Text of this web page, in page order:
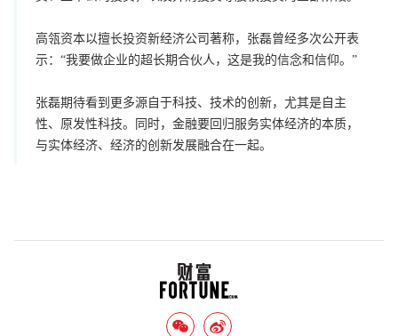
高瓴资本以擅长投资新经济公司著称，张磊曾经多次公开表
示：“我要做企业的超长期合伙人，这是我的信念和信仰。”
张磊期待看到更多源自于科技、技术的创新，尤其是自主
性、原发性科技。同时，金融要回归服务实体经济的本质，
与实体经济、经济的创新发展融合在一起。